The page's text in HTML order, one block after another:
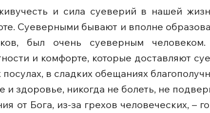
и сила суеверий в нашей
Суеверными бывают и вполне
был очень суеверным
и комфорте, которые доставляют
в сладких обещаниях
и здоровье, никогда не болеть, не
от Бога, из-за грехов человеческих, –